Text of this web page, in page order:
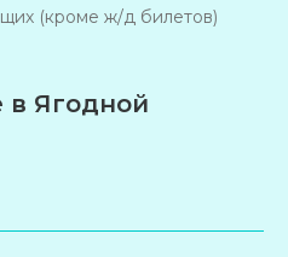
(кроме ж/д билетов)
в Ягодной